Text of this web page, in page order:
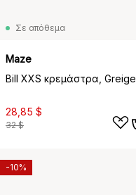
Σε απόθεμα
Maze
Bill XXS κρεμάστρα, Greige
28,85 $
32 $
-10%